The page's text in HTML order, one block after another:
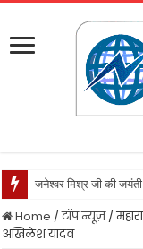
जनेश्वर मिश्र जी की जयंती
Home / टॉप न्यूज़/
अखिलेश यादव